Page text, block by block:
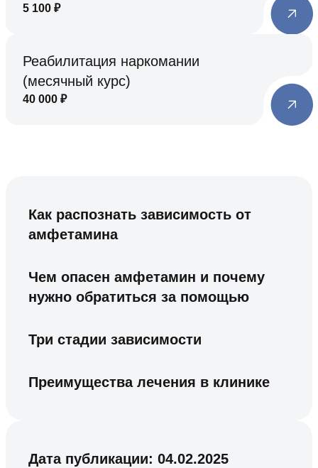
5 100 ₽
Реабилитация наркомании
(месячный курс)
40 000 ₽
Как распознать зависимость от
амфетамина
Чем опасен амфетамин и почему
нужно обратиться за помощью
Три стадии зависимости
Преимущества лечения в клинике
Дата публикации: 04.02.2025